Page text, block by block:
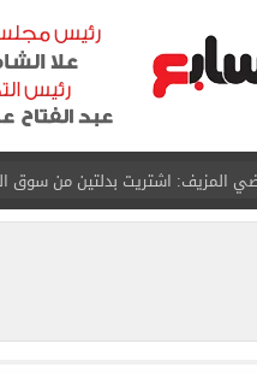
يطرح تذاكر مواجهة الأهلي
سبور ينفي الحجز على مستحقات
ينهي مرانه الأول فى معسكر